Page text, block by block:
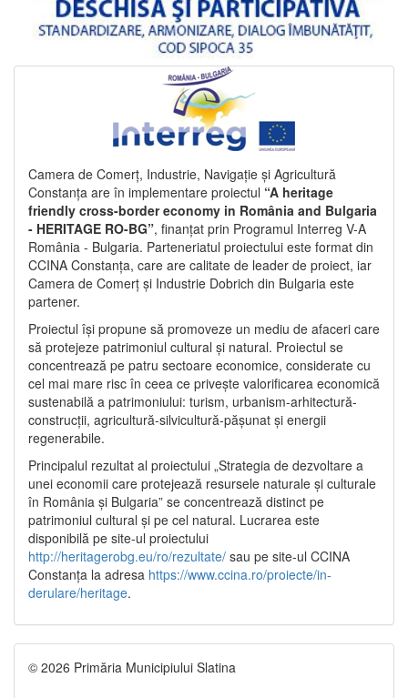
Camera de Comerț, Industrie, Navigație și Agricultură
Constanța are în implementare proiectul “A heritage
friendly cross-border economy in România and Bulgaria
- HERITAGE RO-BG”, finanțat prin Programul Interreg V-A
România - Bulgaria. Parteneriatul proiectului este format din
CCINA Constanța, care are calitate de leader de proiect, iar
Camera de Comerț și Industrie Dobrich din Bulgaria este
partener.
Proiectul își propune să promoveze un mediu de afaceri care
să protejeze patrimoniul cultural și natural. Proiectul se
concentrează pe patru sectoare economice, considerate cu
cel mai mare risc în ceea ce privește valorificarea economică
sustenabilă a patrimoniului: turism, urbanism-arhitectură-
construcții, agricultură-silvicultură-pășunat și energii
regenerabile.
Principalul rezultat al proiectului „Strategia de dezvoltare a
unei economii care protejează resursele naturale și culturale
în România și Bulgaria” se concentrează distinct pe
patrimoniul cultural și pe cel natural. Lucrarea este
disponibilă pe site-ul proiectului
http://heritagerobg.eu/ro/rezultate/ sau pe site-ul CCINA
Constanța la adresa https://www.ccina.ro/proiecte/in-
derulare/heritage.
© 2026 Primăria Municipiului Slatina